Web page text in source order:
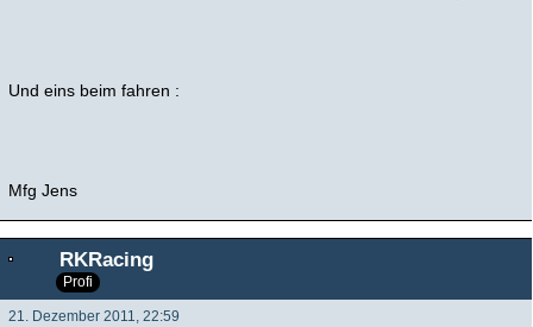
Und eins beim fahren :
Mfg Jens
RKRacing
Profi
21. Dezember 2011, 22:59